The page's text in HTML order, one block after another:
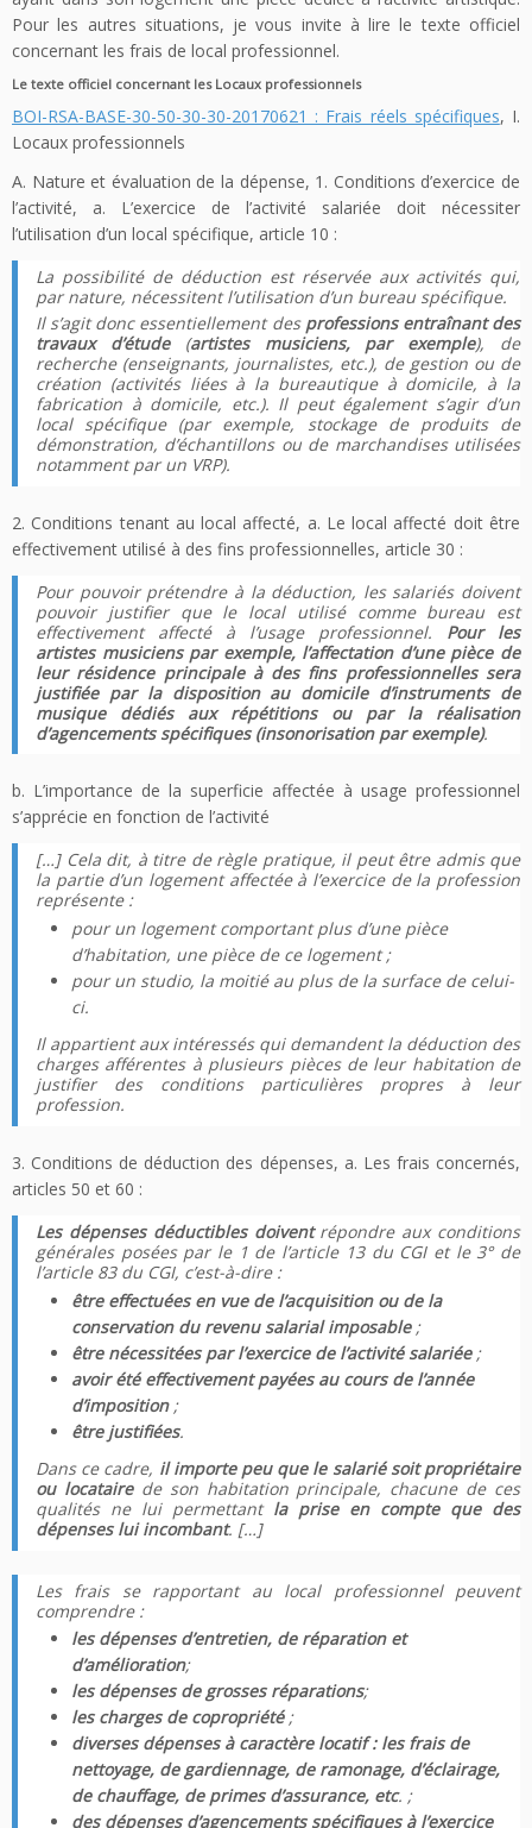
Pour les autres situations, je vous invite à lire le texte officiel
concernant les frais de local professionnel.
Le texte officiel concernant les Locaux professionnels
BOI-RSA-BASE-30-50-30-30-20170621 : Frais réels spécifiques, I.
Locaux professionnels
A. Nature et évaluation de la dépense, 1. Conditions d’exercice de
l’activité, a. L’exercice de l’activité salariée doit nécessiter
l’utilisation d’un local spécifique, article 10 :
La possibilité de déduction est réservée aux activités qui,
par nature, nécessitent l’utilisation d’un bureau spécifique.
Il s’agit donc essentiellement des professions entraînant des
travaux d’étude(artistes musiciens, par exemple), de
recherche (enseignants, journalistes, etc.), de gestion ou de
création (activités liées à la bureautique à domicile, à la
fabrication à domicile, etc.). Il peut également s’agir d’un
local spécifique (par exemple, stockage de produits de
démonstration, d’échantillons ou de marchandises utilisées
notamment par un VRP).
2. Conditions tenant au local affecté, a. Le local affecté doit être
effectivement utilisé à des fins professionnelles, article 30 :
Pour pouvoir prétendre à la déduction, les salariés doivent
pouvoir justifier que le local utilisé comme bureau est
effectivement affecté à l’usage professionnel. Pour les
artistes musiciens par exemple, l’affectation d’une pièce de
leur résidence principale à des fins professionnelles sera
justifiée par la disposition au domicile d’instruments de
musique dédiés aux répétitions ou par la réalisation
d’agencements spécifiques (insonorisation par exemple).
b. L’importance de la superficie affectée à usage professionnel
s’apprécie en fonction de l’activité
[…] Cela dit, à titre de règle pratique, il peut être admis que
la partie d’un logement affectée à l’exercice de la profession
représente :
pour un logement comportant plus d’une pièce
d’habitation, une pièce de ce logement ;
pour un studio, la moitié au plus de la surface de celui-
ci.
Il appartient aux intéressés qui demandent la déduction des
charges afférentes à plusieurs pièces de leur habitation de
justifier des conditions particulières propres à leur
profession.
3. Conditions de déduction des dépenses, a. Les frais concernés,
articles 50 et 60 :
Les dépenses déductibles doiventrépondre aux conditions
générales posées par le 1 de l’article 13 du CGI et le 3° de
l’article 83 du CGI, c’est-à-dire :
être effectuées en vue de l’acquisition ou de la
conservation du revenu salarial imposable;
être nécessitées par l’exercice de l’activité salariée;
avoir été effectivement payées au cours de l’année
d’imposition;
être justifiées.
Dans ce cadre, il importe peu que le salarié soit propriétaire
ou locatairede son habitation principale, chacune de ces
qualités ne lui permettant la prise en compte que des
dépenses lui incombant. […]
Les frais se rapportant au local professionnel peuvent
comprendre :
les dépenses d’entretien, de réparation et
d’amélioration;
les dépenses de grosses réparations;
les charges de copropriété;
diverses dépenses à caractère locatif : les frais de
nettoyage, de gardiennage, de ramonage, d’éclairage,
de chauffage, de primes d’assurance, etc. ;
des dépenses d’agencements spécifiques à l’exercice